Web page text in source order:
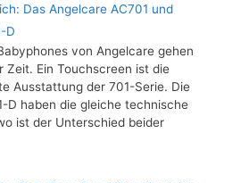
Das Angelcare AC701 und
D
von Angelcare gehen
Zeit. Ein Touchscreen ist die
Ausstattung der 701-Serie. Die
D haben die gleiche technische
ist der Unterschied beider